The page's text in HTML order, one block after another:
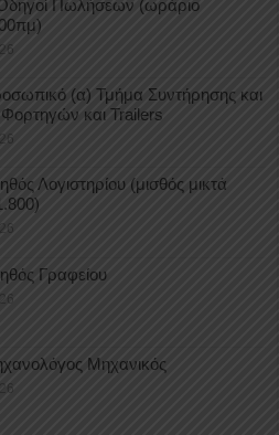
Οδηγοί Πωλήσεων (ωράριο
(α) Τμήμα Συντήρησης και
και Trailers
Λογιστηρίου (μισθός μικτά
Γραφείου
Μηχανικός